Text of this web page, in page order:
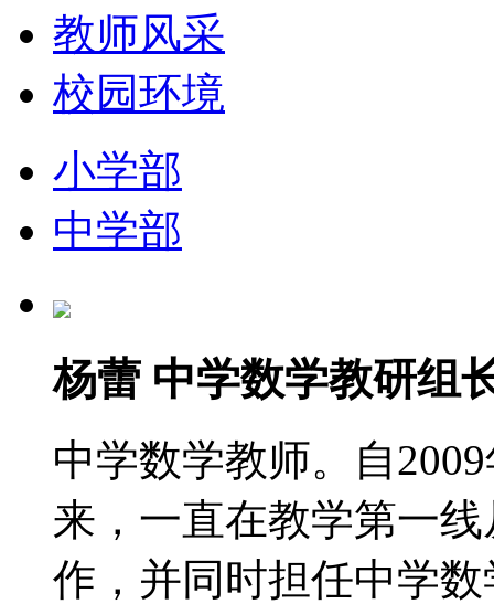
教师风采
校园环境
小学部
中学部
杨蕾 中学数学教研组
中学数学教师。自
来，一直在教学第一
作，并同时担任中学